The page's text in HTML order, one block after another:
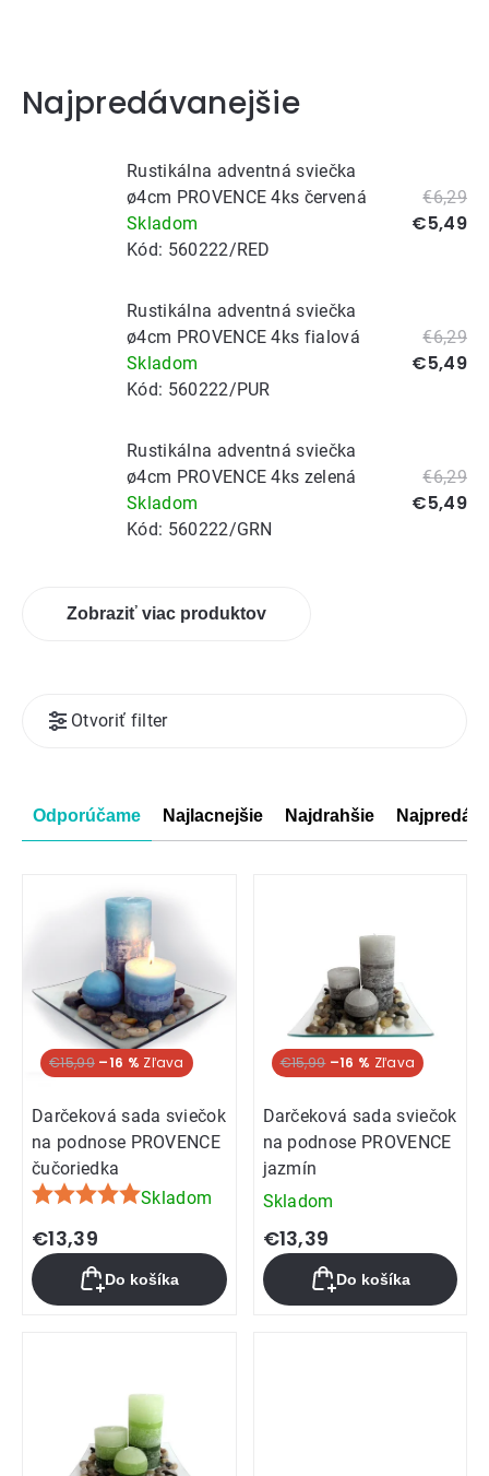
Najpredávanejšie
Rustikálna adventná sviečka
ø4cm PROVENCE 4ks červená
Skladom
Kód: 560222/RED
€6,29
€5,49
Rustikálna adventná sviečka
ø4cm PROVENCE 4ks fialová
Skladom
Kód: 560222/PUR
€6,29
€5,49
Rustikálna adventná sviečka
ø4cm PROVENCE 4ks zelená
Skladom
Kód: 560222/GRN
€6,29
€5,49
Zobraziť viac produktov
Radenie
produktov
Odporúčame Najlacnejšie Najdrahšie
Otvoriť filter
Výpis
€15,99 –16 %
Darčeková sada sviečok
na podnose PROVENCE
čučoriedka
Priemerné
hodnotenie
produktu
je
5,0
Skladom
€13,39
Do košíka
€15,99 –16 %
Darčeková sada sviečok
na podnose PROVENCE
jazmín
Skladom
€13,39
Do košíka